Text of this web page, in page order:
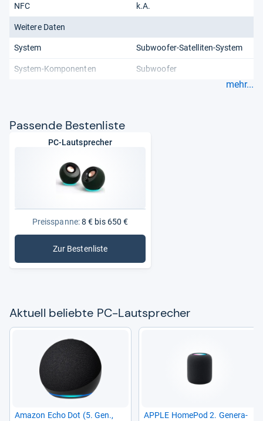
NFC k.A.
Weitere Daten
System Subwoofer-Satelliten-System
System-Komponenten Subwoofer
mehr...
Pas­sende Bes­ten­liste
PC-Lautsprecher
Preisspanne:8 € bis 650 €
Zur Bestenliste: PC-Lautsprecher
Aktu­ell beliebte PC-​Laut­spre­cher
Ama­zon Echo Dot (5. Gen.,
APPLE Home­Pod 2. Gene­ra­